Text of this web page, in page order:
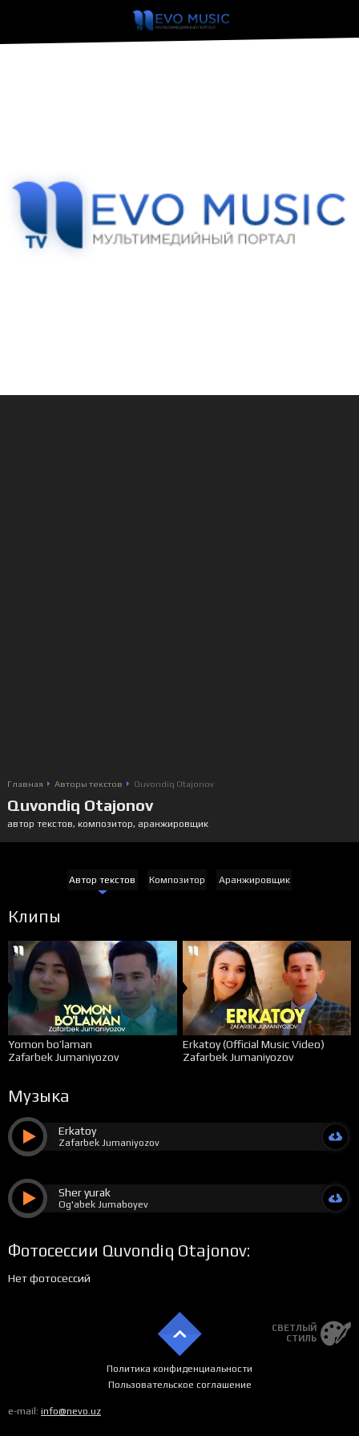
Главная Авторы текстов Quvondiq Otajonov
Quvondiq Otajonov
автор текстов, композитор, аранжировщик
Автор текстов Композитор Аранжировщик
Клипы
Yomon bo’laman
Zafarbek Jumaniyozov
Erkatoy (Official Music Video)
Zafarbek Jumaniyozov
Музыка
Erkatoy
Zafarbek Jumaniyozov
Sher yurak
Og'abek Jumaboyev
Фотосессии Quvondiq Otajonov:
Нет фотосессий
СВЕТЛЫЙ
СТИЛЬ
Политика конфиденциальности
Пользовательское соглашение
e-mail: info@nevo.uz